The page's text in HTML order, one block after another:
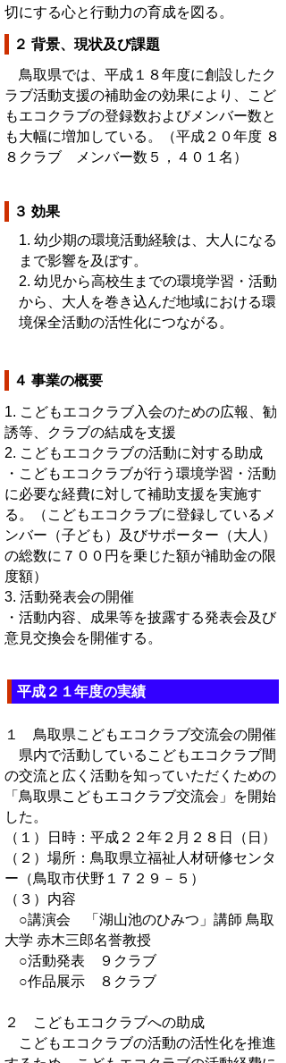
切にする心と行動力の育成を図る。
２ 背景、現状及び課題
鳥取県では、平成１８年度に創設したク
ラブ活動支援の補助金の効果により、こど
もエコクラブの登録数およびメンバー数と
も大幅に増加している。（平成２０年度 ８
８クラブ メンバー数５，４０１名）
３ 効果
1. 幼少期の環境活動経験は、大人になる
まで影響を及ぼす。
2. 幼児から高校生までの環境学習・活動
から、大人を巻き込んだ地域における環
境保全活動の活性化につながる。
４ 事業の概要
1. こどもエコクラブ入会のための広報、勧
誘等、クラブの結成を支援
2. こどもエコクラブの活動に対する助成
・こどもエコクラブが行う環境学習・活動
に必要な経費に対して補助支援を実施す
る。（こどもエコクラブに登録しているメ
ンバー（子ども）及びサポーター（大人）
の総数に７００円を乗じた額が補助金の限
度額）
3. 活動発表会の開催
・活動内容、成果等を披露する発表会及び
意見交換会を開催する。
平成２１年度の実績
１ 鳥取県こどもエコクラブ交流会の開催
県内で活動しているこどもエコクラブ間
の交流と広く活動を知っていただくための
「鳥取県こどもエコクラブ交流会」を開始
した。
（１）日時：平成２２年２月２８日（日）
（２）場所：鳥取県立福祉人材研修センタ
ー（鳥取市伏野１７２９－５）
（３）内容
○講演会 「湖山池のひみつ」講師 鳥取
大学 赤木三郎名誉教授
○活動発表 ９クラブ
○作品展示 ８クラブ
２ こどもエコクラブへの助成
こどもエコクラブの活動の活性化を推進